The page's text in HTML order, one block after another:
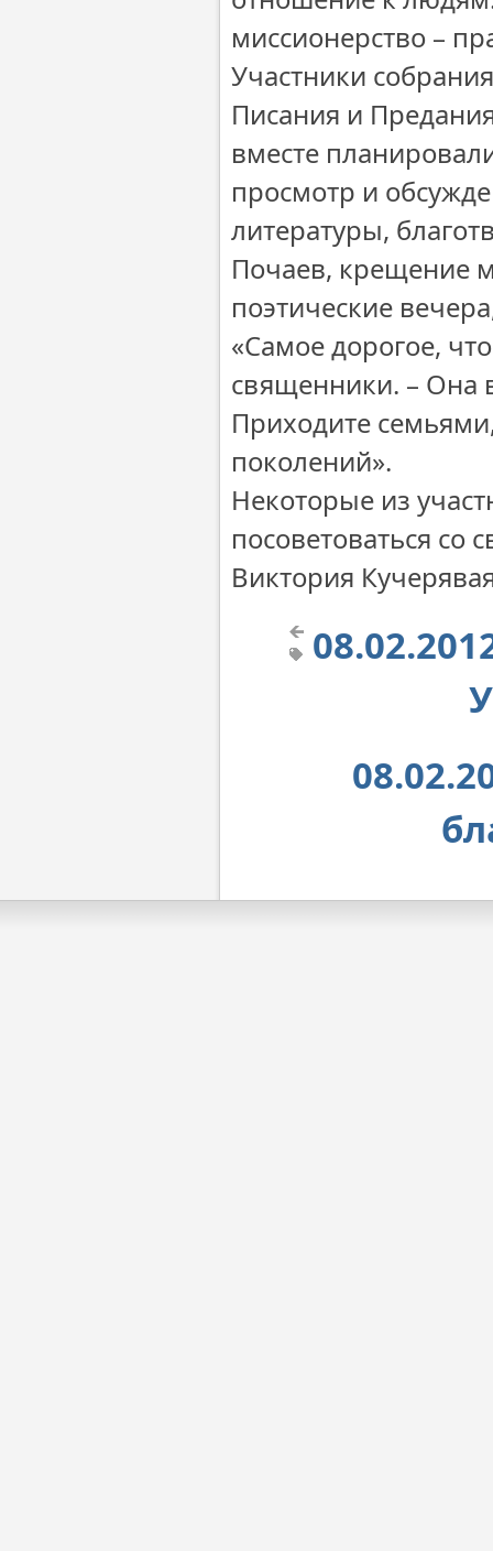
миссионерство –
Участники
Писания и
вместе
просмотр и
литературы,
Почаев, крещение
поэтические
«Самое дорогое,
священники. – Она
Приходите
поколений».
Некоторые из
посоветоваться
Виктория